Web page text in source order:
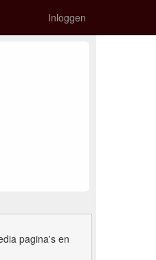
Inloggen
pagina's en